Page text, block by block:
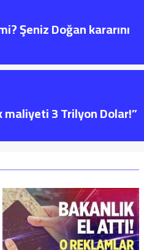
Şeniz Doğan kararını
maliyeti 3 Trilyon Dolar!”